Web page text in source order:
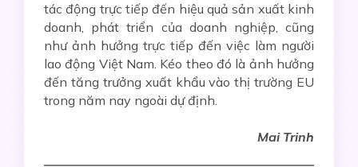
tác động trực tiếp đến hiệu quả sản xuất kinh
doanh, phát triển của doanh nghiệp, cũng
như ảnh hưởng trực tiếp đến việc làm người
lao động Việt Nam. Kéo theo đó là ảnh hưởng
đến tăng trưởng xuất khẩu vào thị trường EU
trong năm nay ngoài dự định.
Mai Trinh